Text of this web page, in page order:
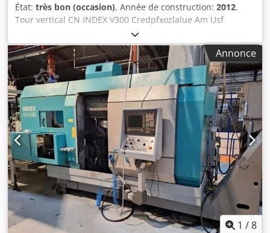
État: très bon (occasion), Année de construction: 2012,
Tour vertical CN INDEX V300 Credpfxozlalue Am Usf
Puissance : 87 KW Année 2012 1 tourelle porte outils 10
positions CN: SIEMENS SINUMERIK 840D sl convoyeur de
pièces environ 19 porte-outils dont porte-outils motorisés
présentoirs de 10 outils Convoyeur à copeaux Benne à
copeaux basculante et fourchable GOUBARD
Annonce
1 /8